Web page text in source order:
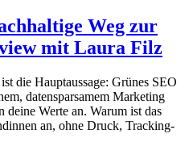
Weg zur
mit Laura Filz
die Hauptaussage: Grünes SEO
datensparsamem Marketing
deine Werte an. Warum ist das
an, ohne Druck, Tracking-